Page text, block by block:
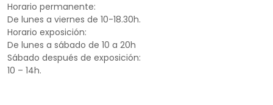
Horario permanente:
De lunes a viernes de 10-18.30h.
Horario exposición:
De lunes a sábado de 10 a 20h
Sábado después de exposición:
10 – 14h.